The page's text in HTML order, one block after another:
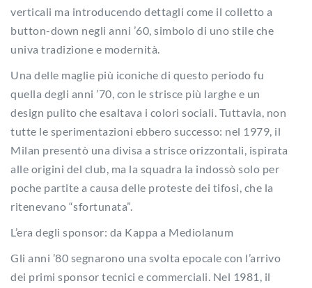
verticali ma introducendo dettagli come il colletto a
button-down negli anni ’60, simbolo di uno stile che
univa tradizione e modernità.
Una delle maglie più iconiche di questo periodo fu
quella degli anni ’70, con le strisce più larghe e un
design pulito che esaltava i colori sociali. Tuttavia, non
tutte le sperimentazioni ebbero successo: nel 1979, il
Milan presentò una divisa a strisce orizzontali, ispirata
alle origini del club, ma la squadra la indossò solo per
poche partite a causa delle proteste dei tifosi, che la
ritenevano “sfortunata”.
L’era degli sponsor: da Kappa a Mediolanum
Gli anni ’80 segnarono una svolta epocale con l’arrivo
dei primi sponsor tecnici e commerciali. Nel 1981, il